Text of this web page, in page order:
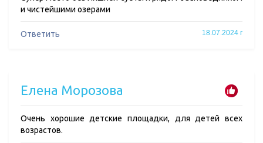
и чистейшими озерами
Ответить 18.07.2024 г
Елена Морозова
Очень хорошие детские площадки, для детей всех
возрастов.